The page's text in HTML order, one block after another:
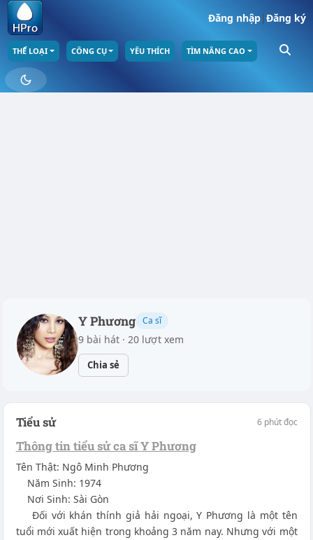
Đăng nhập|Đăng ký
THỂ LOẠI CÔNG CỤ YÊU THÍCH TÌM NÂNG CAO
Y Phương Ca sĩ
9 bài hát · 20 lượt xem
Chia sẻ
Tiểu sử 6 phút đọc
Thông tin tiểu sử ca sĩ Y Phương
Tên Thật: Ngô Minh Phương
Năm Sinh: 1974
Nơi Sinh: Sài Gòn
Đối với khán thính giả hải ngoại, Y Phương là một tên
tuổi mới xuất hiện trong khoảng 3 năm nay. Nhưng với một